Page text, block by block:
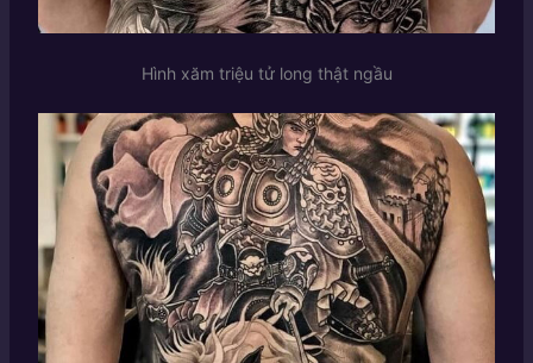
Hình xăm triệu tử long thật ngầu